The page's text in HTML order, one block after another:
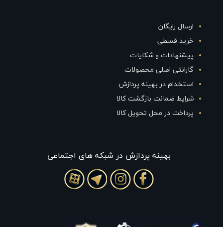
ارسال رایگان
خرید قسطی
پیشنهادات و شکایات
گارانتی اصلی محصولات
استخدام در بهینه پردازش
شرایط ضمانت بازگشت کالا
پرداخت در محل تحویل کالا
بهينه پردازش در شبکه های اجتماعی